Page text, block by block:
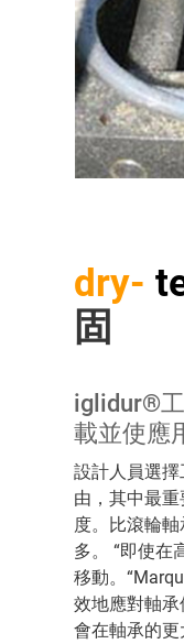
dry-
固
iglidur®
載並使應
設計人員選
由，其中最
度。比滾輪
多。 “即使在
移動。
效地應對軸承
會在軸承的更